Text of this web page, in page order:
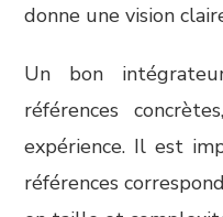
donne une vision
Un bon
références
expérience. Il est
références